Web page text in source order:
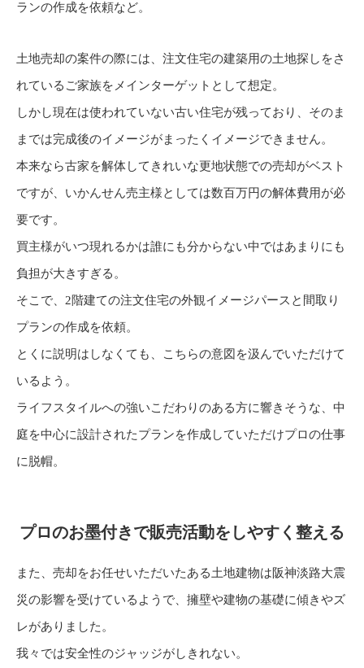
ランの作成を依頼など。
土地売却の案件の際には、注文住宅の建築用の土地探しをさ
れているご家族をメインターゲットとして想定。
しかし現在は使われていない古い住宅が残っており、そのま
までは完成後のイメージがまったくイメージできません。
本来なら古家を解体してきれいな更地状態での売却がベスト
ですが、いかんせん売主様としては数百万円の解体費用が必
要です。
買主様がいつ現れるかは誰にも分からない中ではあまりにも
負担が大きすぎる。
そこで、2階建ての注文住宅の外観イメージパースと間取り
プランの作成を依頼。
とくに説明はしなくても、こちらの意図を汲んでいただけて
いるよう。
ライフスタイルへの強いこだわりのある方に響きそうな、中
庭を中心に設計されたプランを作成していただけプロの仕事
に脱帽。
プロのお墨付きで販売活動をしやすく整える
また、売却をお任せいただいたある土地建物は阪神淡路大震
災の影響を受けているようで、擁壁や建物の基礎に傾きやズ
レがありました。
我々では安全性のジャッジがしきれない。